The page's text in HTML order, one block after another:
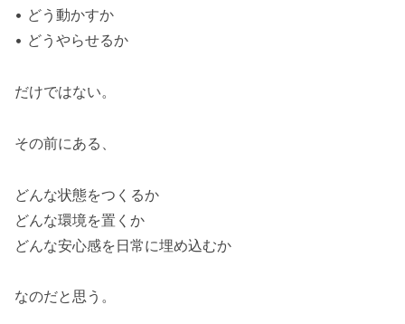
• どう動かすか
• どうやらせるか
だけではない。
その前にある、
どんな状態をつくるか
どんな環境を置くか
どんな安心感を日常に埋め込むか
なのだと思う。